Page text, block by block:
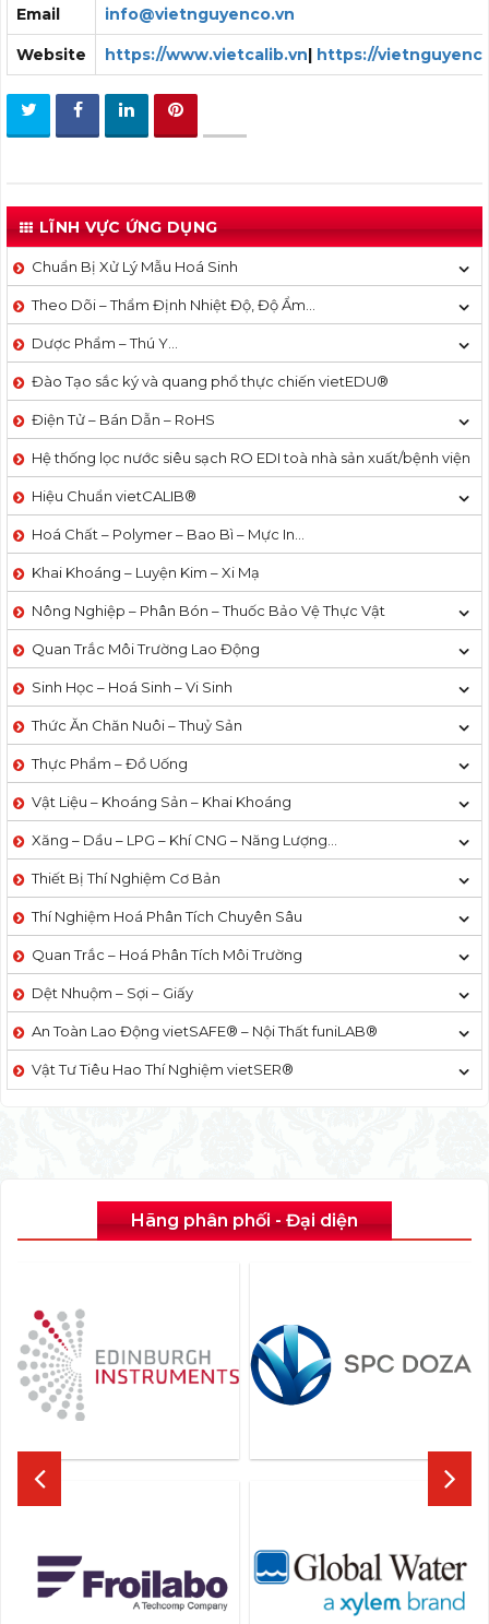
Email info@vietnguyenco.vn
Website https://www.vietcalib.vn| https://
LĨNH VỰC ỨNG DỤNG
Chuẩn Bị Xử Lý Mẫu Hoá Sinh
Theo Dõi – Thẩm Định Nhiệt Độ, Độ Ẩm…
Dược Phẩm – Thú Y…
Đào Tạo sắc ký và quang phổ thực chiến vietEDU®
Điện Tử – Bán Dẫn – RoHS
Hệ thống lọc nước siêu sạch RO EDI​​ toà nhà sản xuất/bệnh viện
Hiệu Chuẩn vietCALIB®
Hoá Chất – Polymer – Bao Bì – Mực In…
Khai Khoáng – Luyện Kim – Xi Mạ
Nông Nghiệp – Phân Bón – Thuốc Bảo Vệ Thực Vật
Quan Trắc Môi Trường Lao Động
Sinh Học – Hoá Sinh – Vi Sinh
Thức Ăn Chăn Nuôi – Thuỷ Sản
Thực Phẩm – Đồ Uống
Vật Liệu – Khoáng Sản – Khai Khoáng
Xăng – Dầu – LPG – Khí CNG – Năng Lượng…
Thiết Bị Thí Nghiệm Cơ Bản
Thí Nghiệm Hoá Phân Tích Chuyên Sâu
Quan Trắc – Hoá Phân Tích Môi Trường
Dệt Nhuộm – Sợi – Giấy
An Toàn Lao Động vietSAFE® – Nội Thất funiLAB®
Vật Tư Tiêu Hao Thí Nghiệm vietSER®
Hãng phân phối - Đại diện